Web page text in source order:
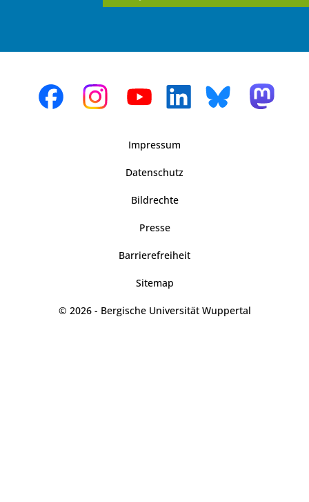
Impressum
Datenschutz
Bildrechte
Presse
Barrierefreiheit
Sitemap
© 2026 - Bergische Universität Wuppertal